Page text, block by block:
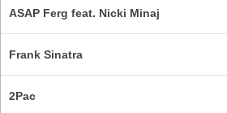
ASAP Ferg feat. Nicki Minaj
Frank Sinatra
2Pac